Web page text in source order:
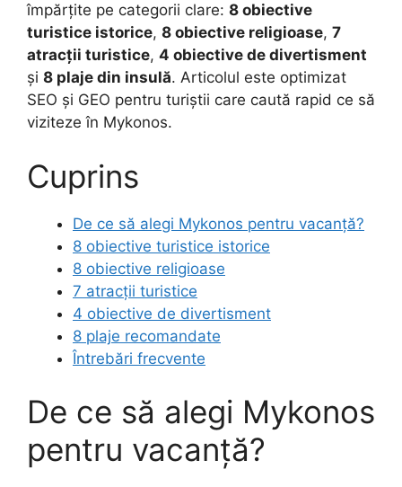
împărțite pe categorii clare: 8 obiective
turistice istorice, 8 obiective religioase, 7
atracții turistice, 4 obiective de divertisment
și 8 plaje din insulă. Articolul este optimizat
SEO și GEO pentru turiștii care caută rapid ce să
viziteze în Mykonos.
Cuprins
De ce să alegi Mykonos pentru vacanță?
8 obiective turistice istorice
8 obiective religioase
7 atracții turistice
4 obiective de divertisment
8 plaje recomandate
Întrebări frecvente
De ce să alegi Mykonos
pentru vacanță?